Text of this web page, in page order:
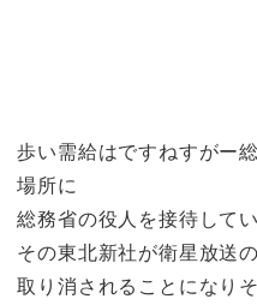
歩い需給はですねすがー
場所に
総務省の役人を接待して
その東北新社が衛星放送
取り消されることになり